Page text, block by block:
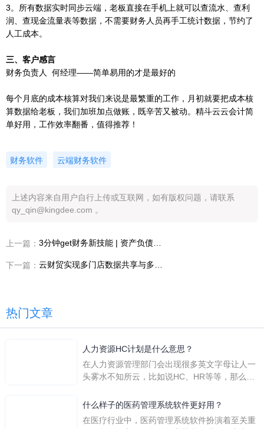
3。所有数据实时同步云端，老板直接在手机上就可以查流水、查利
润、查现金流量表等数据，不需要财务人员再手工统计数据，节约了
人工成本。
三、客户感言
财务负责人 何经理——简单易用的才是最好的
每个月底的成本核算对我们来说是最繁重的工作，月初就要把成本核
算数据给老板，我们加班加点做账，既辛苦又被动。精斗云云会计简
单好用，工作效率翻番，值得推荐！
财务软件 云端财务软件
上述内容来自用户自行上传或互联网，如有版权问题，请联系
qy_qin@kingdee.com 。
上一篇：
下一篇：
热门文章
人力资源HC计划是什么意思？
在人力资源管理部门会出现很多英文字母让人一
头雾水不知所云，比如说HC、HR等等，那么它
么呢？
什么样子的医药管理系统软件更好用？
在医疗行业中，医药管理系统软件扮演着至关重